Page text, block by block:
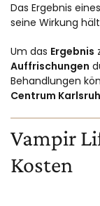
Das Ergebnis eines
seine Wirkung
Um das Ergebnis
Auffrischungen
Behandlungen
Centrum
Vampir
Kosten